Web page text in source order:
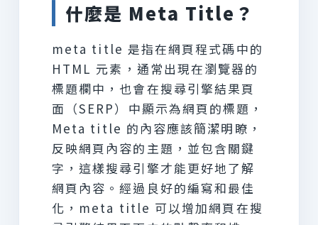
什麼是 Meta Title？
meta title 是指在網頁程式碼中的
HTML 元素，通常出現在瀏覽器的
標題欄中，也會在搜尋引擎結果頁
面（SERP）中顯示為網頁的標題，
Meta title 的內容應該簡潔明瞭，
反映網頁內容的主題，並包含關鍵
字，這樣搜尋引擎才能更好地了解
網頁內容。經過良好的編寫和最佳
化，meta title 可以增加網頁在搜